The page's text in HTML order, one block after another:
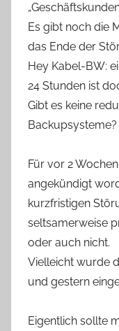
Es gibt noch die
das Ende der
Hey Kabel-BW:
24 Stunden ist
Gibt es keine
Backupsysteme?
Für vor 2
angekündigt
kurzfristigen
seltsamerweise
oder auch nicht.
Vielleicht wurde
und gestern
Eigentlich sollte